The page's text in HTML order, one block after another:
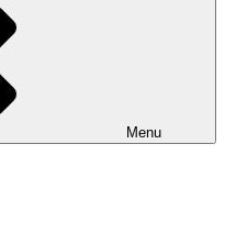
Menu